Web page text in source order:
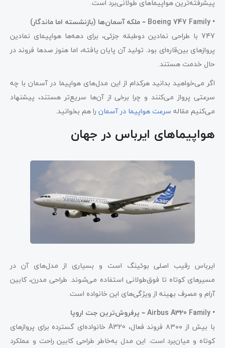
پیشرفته‌ترین هواپیماهای طولانی‌برد است.
• Boeing 747 Family – ملکه آسمان‌ها (بازنشسته اما ماندگار)
747 با طراحی نمادین دوطبقه جزئی، برای دهه‌ها هواپیمای نمادین
پروازهای بین‌قاره‌ای بود. تولید آن پایان یافته، اما هنوز صدها فروند در
حال خدمت هستند.
اگر می‌خواهید بدانید هرکدام از این مدل‌های هواپیما در آسمان با چه
سرعتی پرواز می‌کنند و چرا برخی از آن‌ها سریع‌تر هستند، پیشنهاد
می‌کنیم مقاله سرعت هواپیما در آسمان را هم بخوانید.
هواپیماهای ایرباس در جهان
ایرباس رقیب اصلی بوئینگ است و بسیاری از مدل‌های آن در
مسیرهای کوتاه تا فوق‌طولانی استفاده می‌شوند. طراحی مدرن، کابین
آرام و مصرف بهینه از ویژگی‌های این خانواده است.
• Airbus A320 Family – پرفروش‌ترین جت اروپا
با بیش از ۸۳۰۰ فروند فعال، A320 خانواده‌ای گسترده برای پروازهای
کوتاه و میان‌برد است. این مدل به‌خاطر طراحی کابین راحت و عملکرد